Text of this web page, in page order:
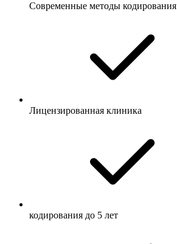
Современные методы кодирования
Лицензированная клиника
кодирования до 5 лет